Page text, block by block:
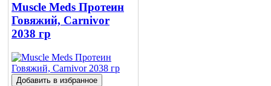
Сообщить
о наличии
Muscle Meds Протеин
Говяжий, Carnivor
2038 гр
Добавить в избранное